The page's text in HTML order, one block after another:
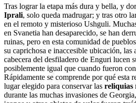
Tras lograr la etapa más dura y bella, y
Iprali, solo queda madrugar; y tras otro
en el remoto y misterioso Ushguli.
en Svanetia han desaparecido, se han
ruinas, pero en esta comunidad de
su caprichosa e inaccesible ubicación, las
cabecera del desfiladero de Enguri lucen
posiblemente igual que cuando fueron
Rápidamente se comprende por qué esta
lugar elegido para conservar las reliquias
durante las muchas invasiones de